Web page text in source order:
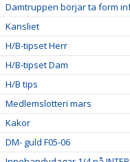
Damtruppen börjar ta form
Kansliet
H/B-tipset Herr
H/B-tipset Dam
H/B tips
Medlemslotteri mars
Kakor
DM- guld F05-06